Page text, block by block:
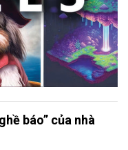
báo” của nhà